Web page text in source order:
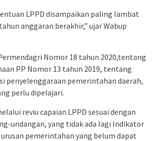
LPPD disampaikan paling lambat
anggaran berakhir,” ujar Wabup
Nomor 18 tahun 2020,tentang
PP Nomor 13 tahun 2019, tentang
penyelenggaraan pemerintahan daerah,
perlu dipelajari.
reviu capaian LPPD sesuai dengan
undangan, yang tidak ada lagi Indikator
pemerintahan yang belum dapat